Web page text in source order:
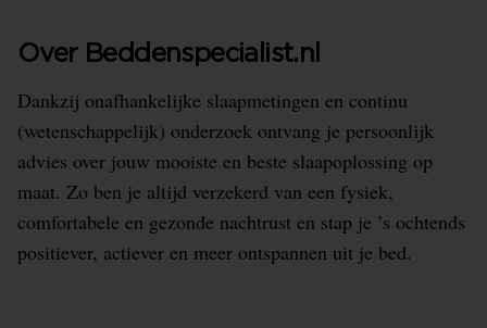
Over Beddenspecialist.nl
Dankzij onafhankelijke slaapmetingen en continu
(wetenschappelijk) onderzoek ontvang je persoonlijk
advies over jouw mooiste en beste slaapoplossing op
maat. Zo ben je altijd verzekerd van een fysiek,
comfortabele en gezonde nachtrust en stap je ’s ochtends
positiever, actiever en meer ontspannen uit je bed.